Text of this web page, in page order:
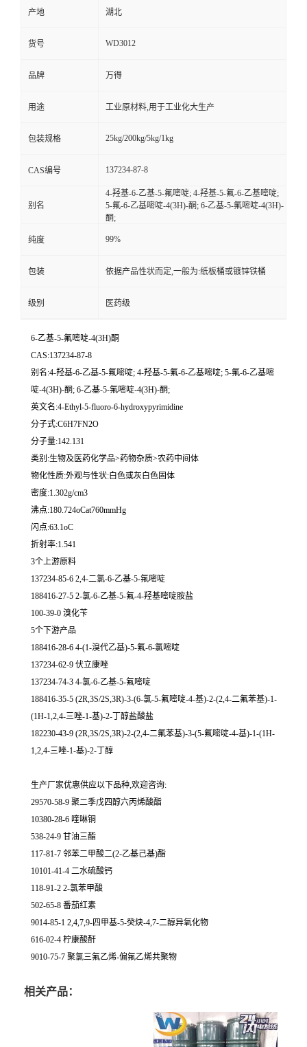
产地 湖北
货号 WD3012
品牌 万得
用途 工业原材料,用于工业化大生产
包装规格 25kg/200kg/5kg/1kg
CAS编号 137234-87-8
别名
4-羟基-6-乙基-5-氟嘧啶; 4-羟基-5-氟-6-乙基嘧啶;
5-氟-6-乙基嘧啶-4(3H)-酮; 6-乙基-5-氟嘧啶-4(3H)-
酮;
纯度 99%
包装 依据产品性状而定,一般为:纸板桶或镀锌铁桶
级别 医药级
6-乙基-5-氟嘧啶-4(3H)酮
CAS:137234-87-8
别名:4-羟基-6-乙基-5-氟嘧啶; 4-羟基-5-氟-6-乙基嘧啶; 5-氟-6-乙基嘧
啶-4(3H)-酮; 6-乙基-5-氟嘧啶-4(3H)-酮;
英文名:4-Ethyl-5-fluoro-6-hydroxypyrimidine
分子式:C6H7FN2O
分子量:142.131
类别:生物及医药化学品>药物杂质>农药中间体
物化性质:外观与性状:白色或灰白色固体
密度:1.302g/cm3
沸点:180.724oCat760mmHg
闪点:63.1oC
折射率:1.541
3个上游原料
137234-85-6 2,4-二氯-6-乙基-5-氟嘧啶
188416-27-5 2-氯-6-乙基-5-氟-4-羟基嘧啶胺盐
100-39-0 溴化苄
5个下游产品
188416-28-6 4-(1-溴代乙基)-5-氟-6-氯嘧啶
137234-62-9 伏立康唑
137234-74-3 4-氯-6-乙基-5-氟嘧啶
188416-35-5 (2R,3S/2S,3R)-3-(6-氯-5-氟嘧啶-4-基)-2-(2,4-二氟苯基)-1-
(1H-1,2,4-三唑-1-基)-2-丁醇盐酸盐
182230-43-9 (2R,3S/2S,3R)-2-(2,4-二氟苯基)-3-(5-氟嘧啶-4-基)-1-(1H-
1,2,4-三唑-1-基)-2-丁醇
生产厂家优惠供应以下品种,欢迎咨询:
29570-58-9 聚二季戊四醇六丙烯酸酯
10380-28-6 喹啉铜
538-24-9 甘油三酯
117-81-7 邻苯二甲酸二(2-乙基己基)酯
10101-41-4 二水硫酸钙
118-91-2 2-氯苯甲酸
502-65-8 番茄红素
9014-85-1 2,4,7,9-四甲基-5-癸炔-4,7-二醇异氧化物
616-02-4 柠康酸酐
9010-75-7 聚氯三氟乙烯-偏氟乙烯共聚物
相关产品：